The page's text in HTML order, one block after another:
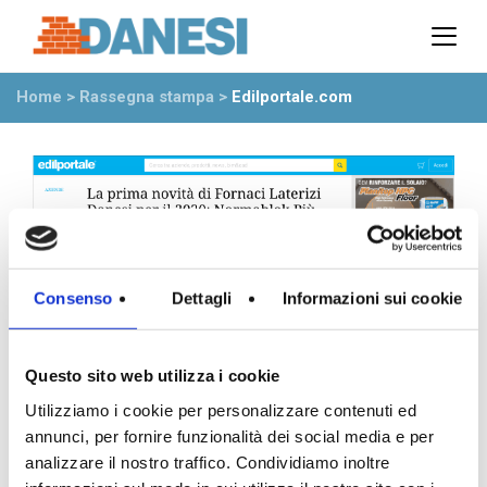
Consenso Dettagli Informazioni sui cookie
Questo sito web utilizza i cookie
Utilizziamo i cookie per personalizzare contenuti ed
annunci, per fornire funzionalità dei social media e per
analizzare il nostro traffico. Condividiamo inoltre
Il gruppo
Partner
Ambiente
Stabilimenti
Rete commerciale
News
Eventi
Video
Novità dall’azienda
Home > Rassegna stampa > Edilportale.com